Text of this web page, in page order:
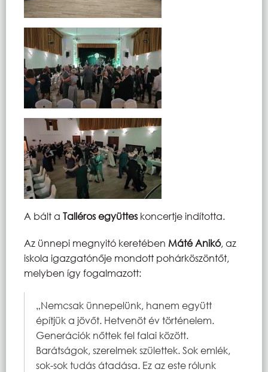
A bált a Talléros együttes koncertje indította.
Az ünnepi megnyitó keretében Máté Anikó, az
iskola igazgatónője mondott pohárköszöntőt,
melyben így fogalmazott:
„Nemcsak ünnepelünk, hanem együtt
építjük a jövőt. Hetvenöt év történelem.
Generációk nőttek fel falai között.
Barátságok, szerelmek születtek. Sok emlék,
sok-sok tudás átadása. Ez az este rólunk